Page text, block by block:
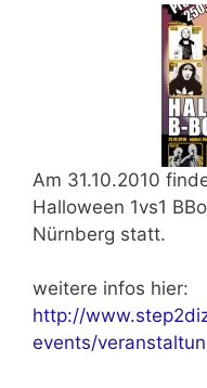
Am 31.10.2010
Halloween 1vs1
Nürnberg statt.
weitere infos hier:
http://
events/